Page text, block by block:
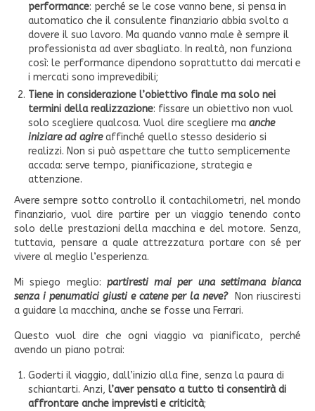
performance: perché se le cose vanno bene, si pensa in
automatico che il consulente finanziario abbia svolto a
dovere il suo lavoro. Ma quando vanno male è sempre il
professionista ad aver sbagliato. In realtà, non funziona
così: le performance dipendono soprattutto dai mercati e
i mercati sono imprevedibili;
Tiene in considerazione l’obiettivo finale ma solo nei
termini della realizzazione: fissare un obiettivo non vuol
solo scegliere qualcosa. Vuol dire scegliere ma anche
iniziare ad agireaffinché quello stesso desiderio si
realizzi. Non si può aspettare che tutto semplicemente
accada: serve tempo, pianificazione, strategia e
attenzione.
Avere sempre sotto controllo il contachilometri, nel mondo
finanziario, vuol dire partire per un viaggio tenendo conto
solo delle prestazioni della macchina e del motore. Senza,
tuttavia, pensare a quale attrezzatura portare con sé per
vivere al meglio l’esperienza.
Mi spiego meglio: partiresti mai per una settimana bianca
senza i penumatici giusti e catene per la neve?Non riusciresti
a guidare la macchina, anche se fosse una Ferrari.
Questo vuol dire che ogni viaggio va pianificato, perché
avendo un piano potrai:
Goderti il viaggio, dall’inizio alla fine, senza la paura di
schiantarti. Anzi, l’aver pensato a tutto ti consentirà di
affrontare anche imprevisti e criticità;